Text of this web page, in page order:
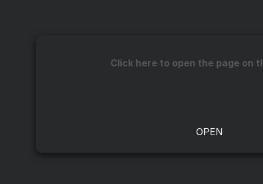
Click here to open the page on